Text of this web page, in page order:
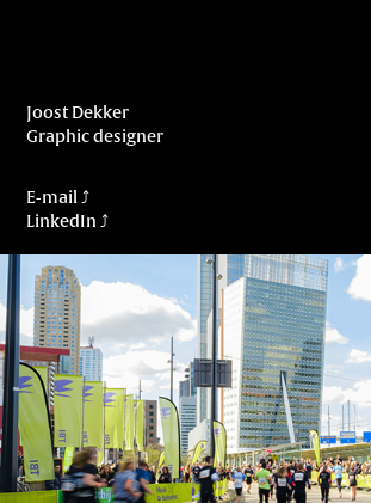
Joost Dekker
Graphic designer
E-mail⤴
LinkedIn ⤴